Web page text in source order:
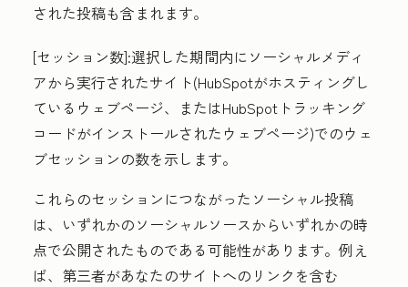
された投稿も含まれます。
[セッション数]:選択した期間内にソーシャルメディ
アから実行されたサイト(HubSpotがホスティングし
ているウェブページ、またはHubSpotトラッキング
コードがインストールされたウェブページ)でのウェ
ブセッションの数を示します。
これらのセッションにつながったソーシャル投稿
は、いずれかのソーシャルソースからいずれかの時
点で公開されたものである可能性があります。例え
ば、第三者があなたのサイトへのリンクを含む